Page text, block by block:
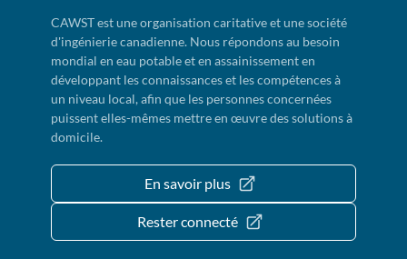
CAWST est une organisation caritative et une société
d'ingénierie canadienne. Nous répondons au besoin
mondial en eau potable et en assainissement en
développant les connaissances et les compétences à
un niveau local, afin que les personnes concernées
puissent elles-mêmes mettre en œuvre des solutions à
domicile.
En savoir plus
Rester connecté